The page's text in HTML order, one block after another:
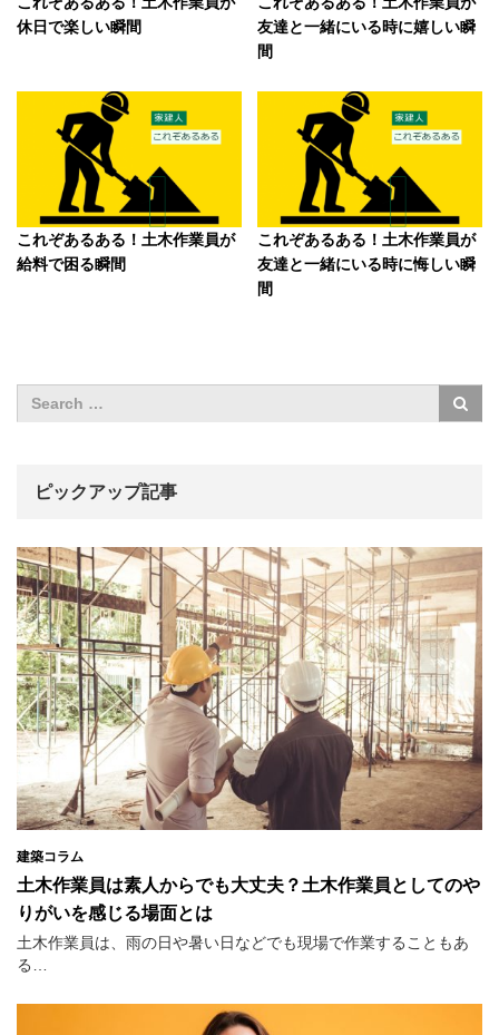
休日で楽しい瞬間
友達と一緒にいる時に嬉しい瞬
間
これぞあるある！土木作業員が
給料で困る瞬間
これぞあるある！土木作業員が
友達と一緒にいる時に悔しい瞬
間
ピックアップ記事
建築コラム
土木作業員は素人からでも大丈夫？土木作業員としてのや
りがいを感じる場面とは
土木作業員は、雨の日や暑い日などでも現場で作業することもあ
る…